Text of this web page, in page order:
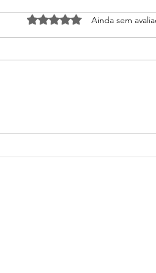
Avaliado com 0 de 5
Ainda sem